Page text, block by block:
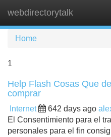
webdirectorytalk
Home
1
Help Flash Cosas Que
comprar
Internet 642 days ago
El Consentimiento para el
personales para el fin